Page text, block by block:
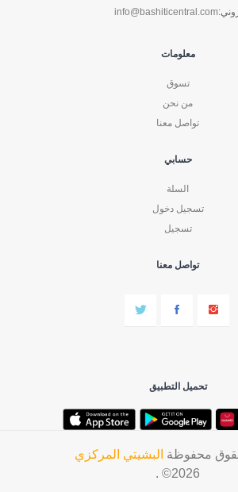
info@bashiticentral.com
معلومات
تسوق
من نحن
تواصل معنا
حسابي
السلة
تسجيل دخول
تسجيل
تواصل معنا
تحميل التطبيق
محفوظة البشيتي المركزي
2026© .